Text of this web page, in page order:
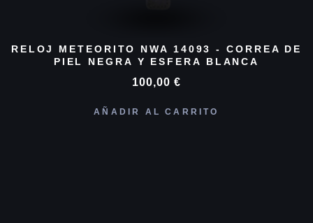
RELOJ METEORITO NWA 14093 - CORREA DE
PIEL NEGRA Y ESFERA BLANCA
100,00 €
AÑADIR AL CARRITO